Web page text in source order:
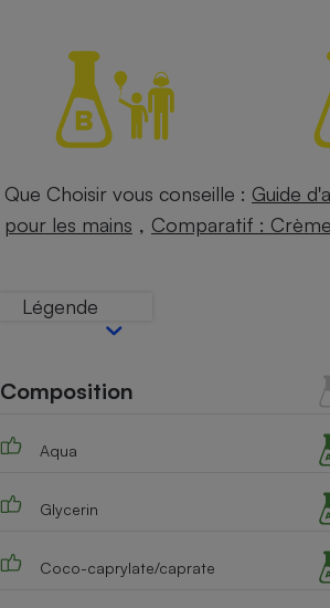
Que Choisir vous conseille : Guide
pour les mains , Comparatif :
Légende
Composition
Aqua
Glycerin
Coco-caprylate/caprate